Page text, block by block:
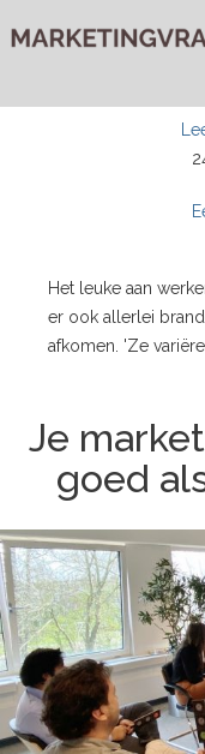
Het leuke aan
er ook allerlei
afkomen. 'Ze
Je
goed